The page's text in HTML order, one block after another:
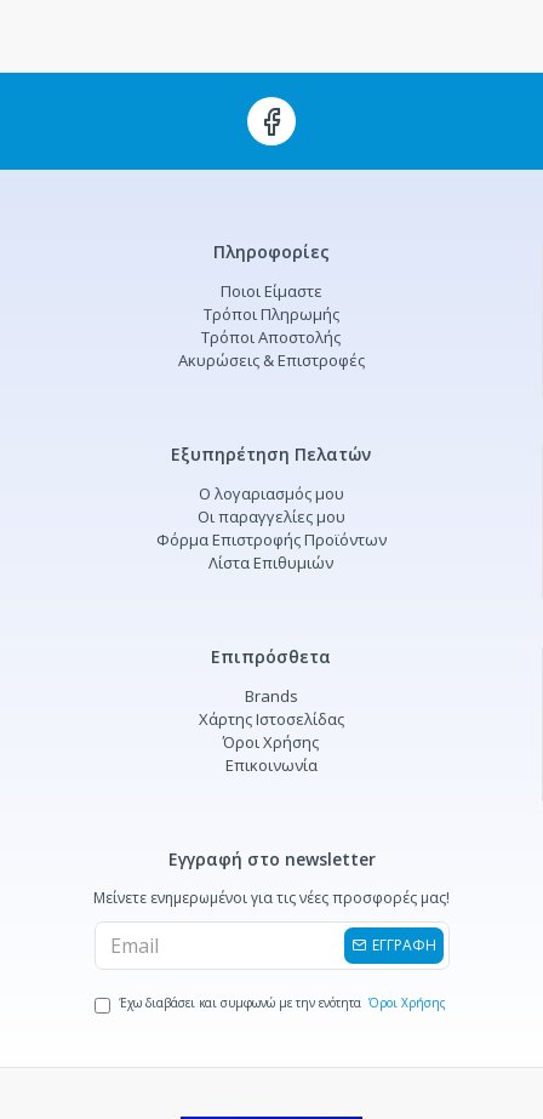
Πληροφορίες
Ποιοι Είμαστε
Τρόποι Πληρωμής
Τρόποι Αποστολής
Ακυρώσεις & Επιστροφές
Εξυπηρέτηση Πελατών
Ο λογαριασμός μου
Οι παραγγελίες μου
Φόρμα Επιστροφής Προϊόντων
Λίστα Επιθυμιών
Επιπρόσθετα
Brands
Χάρτης Ιστοσελίδας
Όροι Χρήσης
Επικοινωνία
Εγγραφή στο newsletter
Μείνετε ενημερωμένοι για τις νέες προσφορές μας!
ΕΓΓΡΑΦΗ
Έχω διαβάσει και συμφωνώ με την ενότητα Όροι Χρήσης